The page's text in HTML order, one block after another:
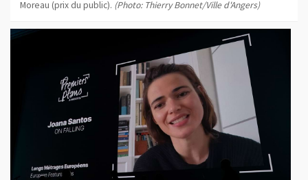
Moreau (prix du public). (Photo: Thierry Bonnet/Ville d'Angers)